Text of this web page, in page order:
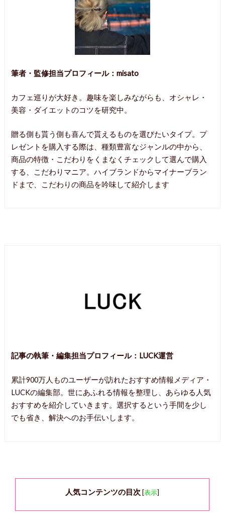
筆者・監修担当プロフィール：misato
カフェ巡りが大好き。趣味を楽しみながらも、オシャレ・
美容・ダイエットのコツを研究中。
贈る側も貰う側も喜んで貰えるものを選びたいタイプ。プ
レゼントを購入する際は、種類豊富なジャンルの中から、
商品の特徴・こだわりをくまなくチェックして選んで購入
する、こだわりマニア。ハイブランドからマイナーブラン
ドまで、こだわりの商品を吟味して紹介します
記事の執筆・編集担当プロフィール： LUCK運営
累計900万人ものユーザーが訪れたおすすめ情報メディア・
LUCKの編集部。世にあふれる情報を整理し、あらゆる人気
おすすめを紹介していきます。選択するという手間を少し
でも省き、解決へのお手伝いします。
人気コンテンツの目次 [表示]